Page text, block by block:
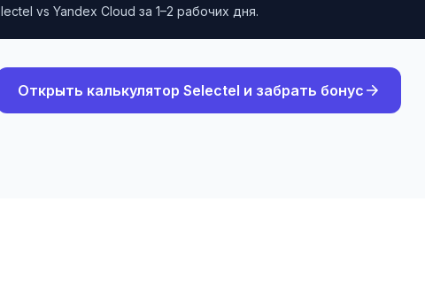
vs Yandex Cloud за 1–2 рабочих дня.
Открыть калькулятор Selectel и забрать бонус